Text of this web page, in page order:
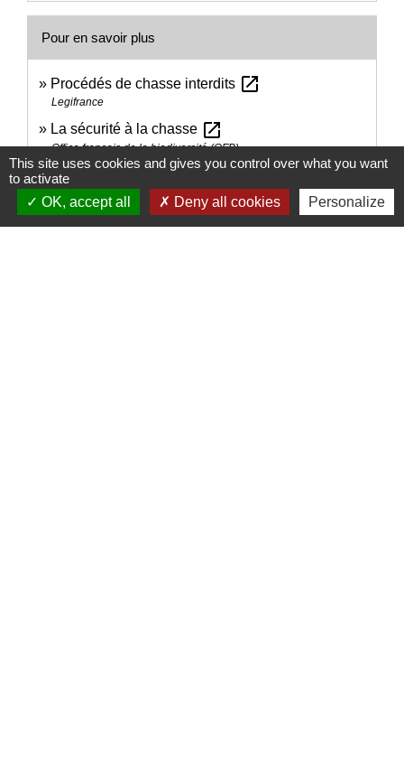
Pour en savoir plus
Procédés de chasse interdits open_in_new
Legifrance
La sécurité à la chasse open_in_new
Office français de la biodiversité (OFB)
Les 91 espèces chassables
Fédération nationale des chasseurs
This site uses cookies and gives you control over what you want
to activate
OK, accept all
Deny all cookies Personalize